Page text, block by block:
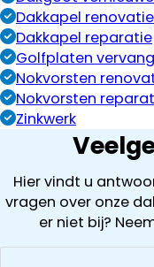
Dakkapel renovatie
Dakkapel reparatie
Golfplaten
Nokvorsten
Nokvorsten
Zinkwerk
Hier vindt u
vragen over onze
er niet bij?